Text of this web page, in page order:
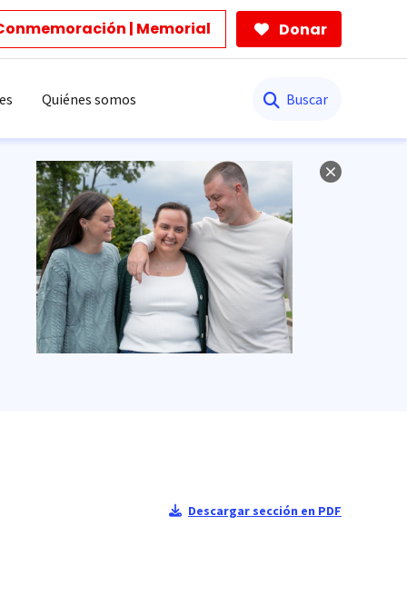
| Memorial Donar
Quiénes somos
Descargar sección en PDF